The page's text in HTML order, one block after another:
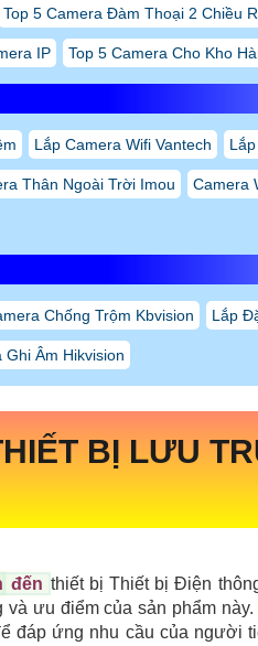
Top 5 Camera Đàm Thoại 2 Chiều
IP Top 5 Camera Cho Kho
Lắp Camera Wifi Vantech
Thân Ngoài Trời Imou Camera
Chống Trộm Kbvision Lắp
Ghi Âm Hikvision
BỊ LƯU
đến thiết bị Thiết bị Điện
ưu điểm của sản phẩm này.
đáp ứng nhu cầu của người